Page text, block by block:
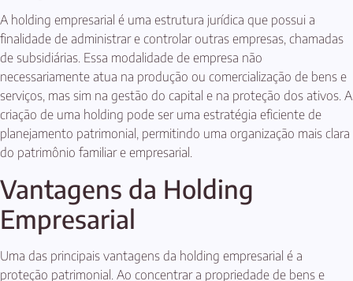
A holding empresarial é uma estrutura jurídica que possui a
finalidade de administrar e controlar outras empresas, chamadas
de subsidiárias. Essa modalidade de empresa não
necessariamente atua na produção ou comercialização de bens e
serviços, mas sim na gestão do capital e na proteção dos ativos. A
criação de uma holding pode ser uma estratégia eficiente de
planejamento patrimonial, permitindo uma organização mais clara
do patrimônio familiar e empresarial.
Vantagens da Holding
Empresarial
Uma das principais vantagens da holding empresarial é a
proteção patrimonial. Ao concentrar a propriedade de bens e